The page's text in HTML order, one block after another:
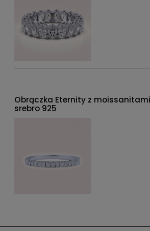
Obrączka Eternity z
srebro 925